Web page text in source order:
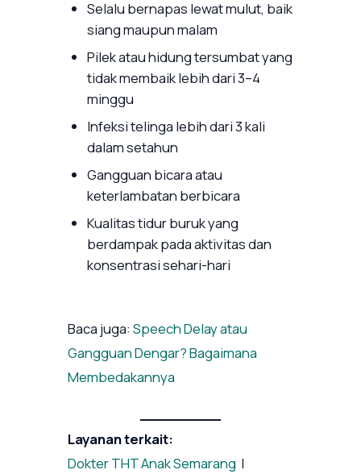
Selalu bernapas lewat mulut, baik
siang maupun malam
Pilek atau hidung tersumbat yang
tidak membaik lebih dari 3–4
minggu
Infeksi telinga lebih dari 3 kali
dalam setahun
Gangguan bicara atau
keterlambatan berbicara
Kualitas tidur buruk yang
berdampak pada aktivitas dan
konsentrasi sehari-hari
Baca juga:Speech Delay atau
Gangguan Dengar? Bagaimana
Membedakannya
Layanan terkait:
Dokter THT Anak Semarang |